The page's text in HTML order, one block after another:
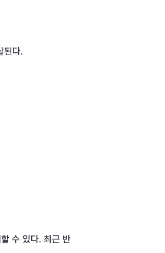
된다.
수 있다. 최근 반